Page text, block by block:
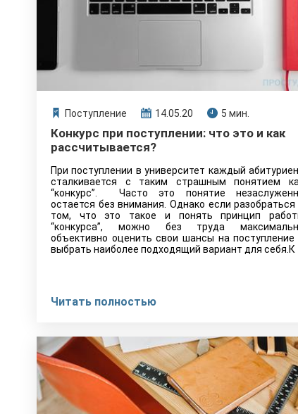
Поступление 14.05.20 5 мин.
Конкурс при поступлении: что это и как
рассчитывается?
При поступлении в университет каждый
сталкивается с таким страшным понятием
“конкурс”. Часто это понятие
остается без внимания. Однако если разобраться
том, что это такое и понять принцип
“конкурса”, можно без труда
объективно оценить свои шансы на поступление
выбрать наиболее подходящий вариант для себя.К
Читать полностью